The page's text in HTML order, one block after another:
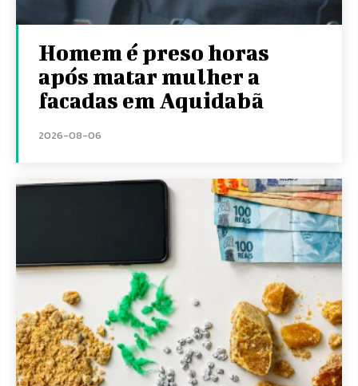
Homem é preso horas
após matar mulher a
facadas em Aquidabã
2026-08-06